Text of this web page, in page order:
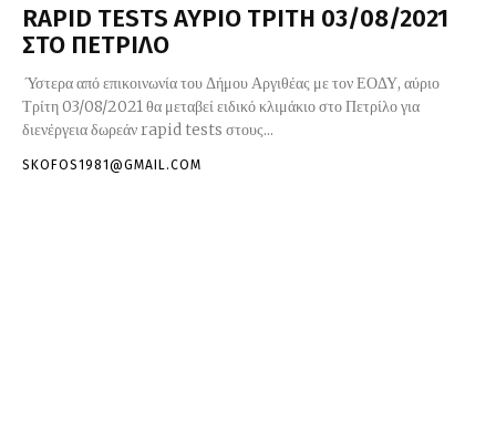
RAPID TESTS ΑΥΡΙΟ ΤΡΙΤΗ 03/08/2021
ΣΤΟ ΠΕΤΡΙΛΟ
Ύστερα από επικοινωνία του Δήμου Αργιθέας με τον ΕΟΔΥ, αύριο
Τρίτη 03/08/2021 θα μεταβεί ειδικό κλιμάκιο στο Πετρίλο για
διενέργεια δωρεάν rapid tests στους...
SKOFOS1981@GMAIL.COM